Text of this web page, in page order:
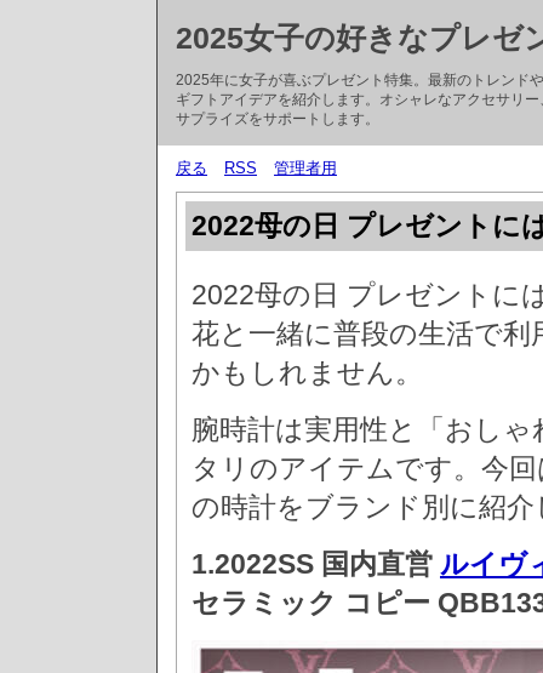
2025女子の好きなプレゼ
2025年に女子が喜ぶプレゼント特集。最新のトレンド
ギフトアイデアを紹介します。オシャレなアクセサリ
サプライズをサポートします。
戻る RSS 管理者用
2022母の日 プレゼントに
2022母の日 プレゼントに
花と一緒に普段の生活で
かもしれません。
腕時計は実用性と「おし
タリのアイテムです。今
の時計をブランド別に紹
1.2022SS 国内直営 ルイヴ
セラミック コピー